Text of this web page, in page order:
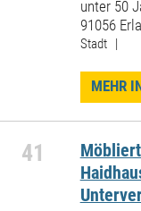
unter 50
91056
Stadt |
MEHR
41